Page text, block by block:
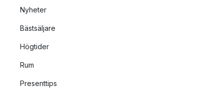
Nyheter
Bästsäljare
Högtider
Rum
Presenttips